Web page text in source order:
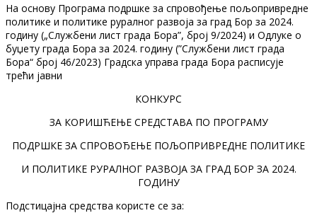
На основу Програма подршке за спровођење пољопривредне
политике и политике руралног развоја за град Бор за 2024.
годину („Службени лист града Бора”, број 9/2024) и Одлуке о
буџету града Бора за 2024. годину (”Службени лист града
Бора“ број 46/2023) Градска управа града Бора расписује
трећи јавни
КОНКУРС
ЗА КОРИШЋЕЊЕ СРЕДСТАВА ПО ПРОГРАМУ
ПОДРШКЕ ЗА СПРОВОЂЕЊЕ ПОЉОПРИВРЕДНЕ ПОЛИТИКЕ
И ПОЛИТИКЕ РУРАЛНОГ РАЗВОЈА ЗА ГРАД БОР ЗА 2024.
ГОДИНУ
Подстицајна средства користе се за: